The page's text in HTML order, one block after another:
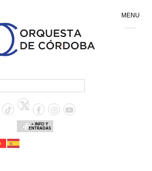
+ INFO Y
ENTRADAS
MENU